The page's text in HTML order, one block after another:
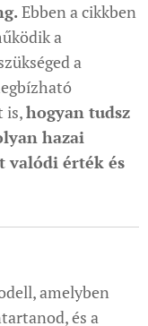
Ebben a cikkben
a
a
is,hogyan tudsz
hazai
valódi érték és
amelyben
és a